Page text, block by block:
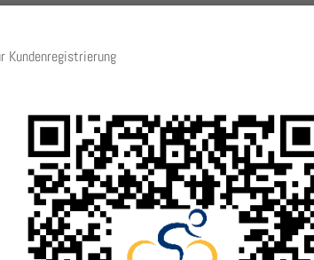
Kundenregistrierung